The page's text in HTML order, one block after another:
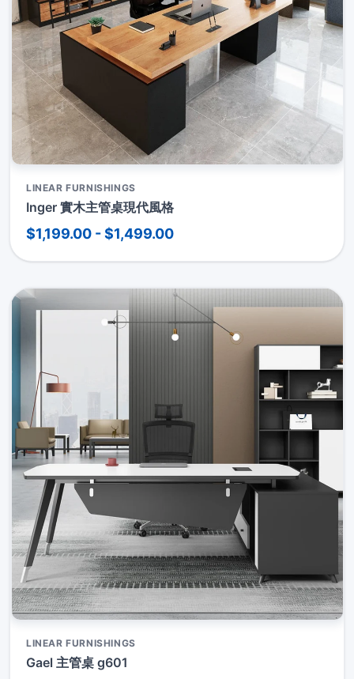
LINEAR FURNISHINGS
Inger 實木主管桌現代風格
$1,199.00 - $1,499.00
LINEAR FURNISHINGS
Gael 主管桌 g601